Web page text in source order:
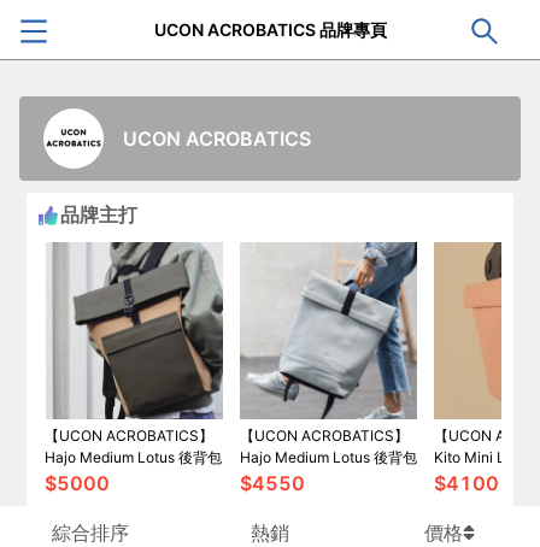
UCON ACROBATICS 品牌專頁
UCON ACROBATICS
品牌主打
【UCON ACROBATICS】
Hajo Medium Lotus 後背包
$5000
【UCON ACROBATICS】
Hajo Medium Lotus 後背包
$4550
【UCON
Kito Mini Lotus
$4100
綜合排序 熱銷 價格